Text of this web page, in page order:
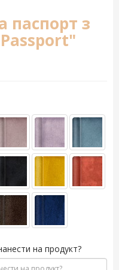
паспорт з
на продукт?